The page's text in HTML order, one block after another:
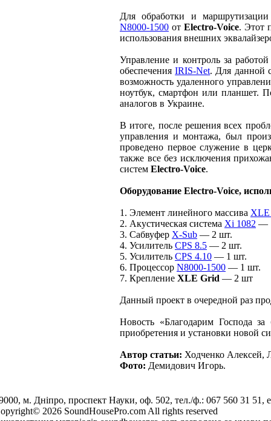
Для обработки и
N8000‑1500 от Electro‑Voice. Этот
использования внешних
Управление и контроль за
обеспеченияIRIS‑Net. Для данной
возможность удаленного
ноутбук, смартфон или планшет.
аналогов в Украине.
В итоге, после решения всех
управления и монтажа, был
проведено первое служение в
также все без исключения
систем Electro‑Voice.
Оборудование Electro‑Voice,
1. Элемент линейного массива XLE
2. Акустическая система Xi 1082 —
3. Сабвуфер X‑Sub — 2 шт.
4. Усилитель CPS 8.5 — 2 шт.
5. Усилитель CPS 4.10 — 1 шт.
6. Процессор N8000-1500 — 1 шт.
7. Крепление XLE Grid — 2 шт
Данный проект в очередной раз
Новость «Благодарим Господа
приобретения и установки новой
Автор статьи: Ходченко Алексей,
Фото: Демидович Игорь.
м. Дніпро, проспект Науки, оф. 502, тел./ф.: 067 560 31 51,
2026 SoundHousePro.com All rights reserved